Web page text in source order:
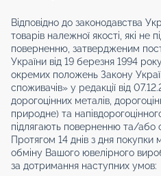
Відповідно до законодавства
товарів належної якості, які не
поверненню, затвердженим
України від 19 березня 1994
окремих положень Закону
споживачів» у редакції від
дорогоцінних металів,
природне) та
підлягають поверненню та/або
Протягом 14 днів з дня
обміну Вашого ювелірного
за дотримання наступних умов: